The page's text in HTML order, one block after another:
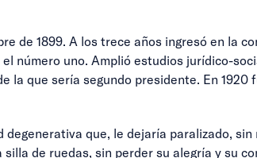
de 1899. A los trece años ingresó en la
número uno. Amplió estudios jurídico-
la que sería segundo presidente. En
que, le dejaría paralizado,
de ruedas, sin perder su alegría y su